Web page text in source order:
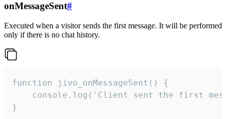
onMessageSent#
Executed when a visitor sends the first message. It will be performed
only if there is no chat history.
function jivo_onMessageSent() {
console.log('Client sent the first
}